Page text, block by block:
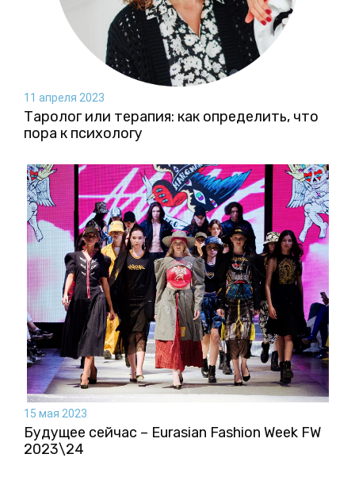
11 апреля 2023
Таролог или терапия: как определить, что
пора к психологу
15 мая 2023
Будущее сейчас – Eurasian Fashion Week FW
2023\24